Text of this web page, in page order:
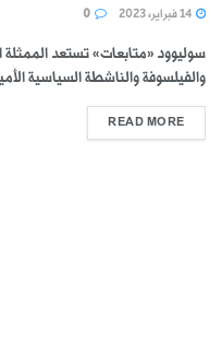
سوليوود «متابعات» تستعد
والفيلسوفة والناشطة السياسية
READ MORE